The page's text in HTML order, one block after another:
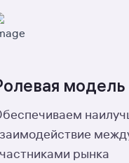
модель
рынка